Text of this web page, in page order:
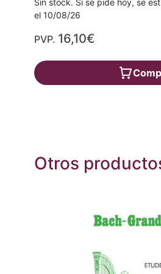
Sin stock. Si se pide hoy, se
el 10/08/26
PVP. 16,10€
Otros